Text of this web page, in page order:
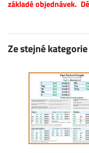
základě objednávek.
Ze stejné kategorie